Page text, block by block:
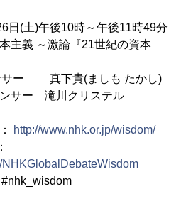
日(土)午後10時～午後11時49分
主義 ～激論『21世紀の資本
ー 真下貴(ましも たかし)
滝川クリステル
http://www.nhk.or.jp/wisdom/